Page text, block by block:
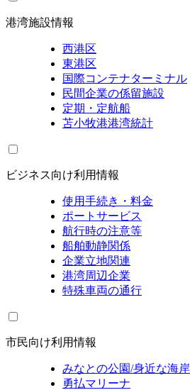
港湾施設情報
西港区
東港区
国際コンテナターミナル
民間企業の係留施設
定期・定航船
苫小牧港港湾統計
ビジネス向け利用情報
使用手続き・料金
ポートサービス
航行時の注意等
船舶動静関係
企業立地関連
港湾周辺企業
特殊車両の通行
市民向け利用情報
みなとの公園/身近な海岸
勇払マリーナ